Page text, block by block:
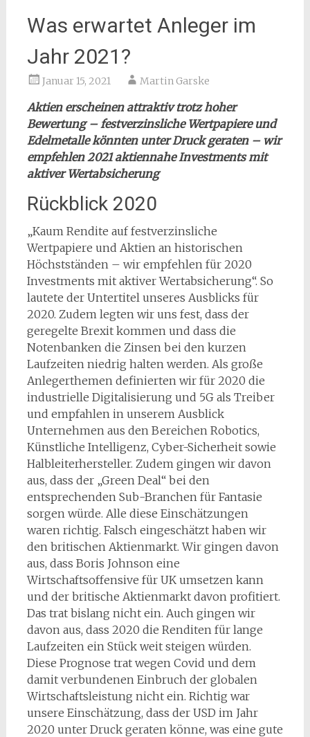
Was erwartet Anleger im
Jahr 2021?
Januar 15, 2021 Martin Garske
Aktien erscheinen attraktiv trotz hoher
Bewertung – festverzinsliche Wertpapiere und
Edelmetalle könnten unter Druck geraten – wir
empfehlen 2021 aktiennahe Investments mit
aktiver Wertabsicherung
Rückblick 2020
„Kaum Rendite auf festverzinsliche
Wertpapiere und Aktien an historischen
Höchstständen – wir empfehlen für 2020
Investments mit aktiver Wertabsicherung“. So
lautete der Untertitel unseres Ausblicks für
2020. Zudem legten wir uns fest, dass der
geregelte Brexit kommen und dass die
Notenbanken die Zinsen bei den kurzen
Laufzeiten niedrig halten werden. Als große
Anlegerthemen definierten wir für 2020 die
industrielle Digitalisierung und 5G als Treiber
und empfahlen in unserem Ausblick
Unternehmen aus den Bereichen Robotics,
Künstliche Intelligenz, Cyber-Sicherheit sowie
Halbleiterhersteller. Zudem gingen wir davon
aus, dass der „Green Deal“ bei den
entsprechenden Sub-Branchen für Fantasie
sorgen würde. Alle diese Einschätzungen
waren richtig. Falsch eingeschätzt haben wir
den britischen Aktienmarkt. Wir gingen davon
aus, dass Boris Johnson eine
Wirtschaftsoffensive für UK umsetzen kann
und der britische Aktienmarkt davon profitiert.
Das trat bislang nicht ein. Auch gingen wir
davon aus, dass 2020 die Renditen für lange
Laufzeiten ein Stück weit steigen würden.
Diese Prognose trat wegen Covid und dem
damit verbundenen Einbruch der globalen
Wirtschaftsleistung nicht ein. Richtig war
unsere Einschätzung, dass der USD im Jahr
2020 unter Druck geraten könne, was eine gute